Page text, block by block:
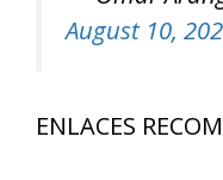
August 10,
ENLACES